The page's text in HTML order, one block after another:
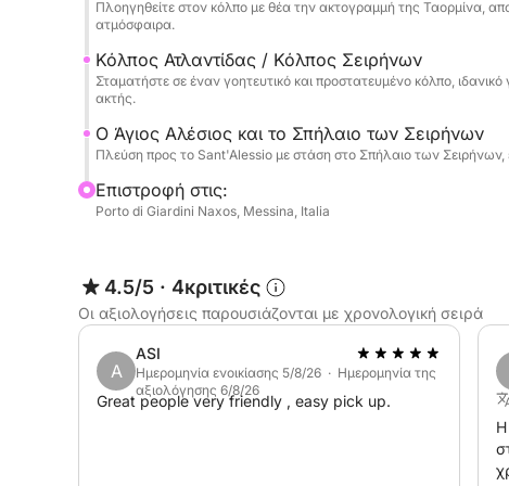
Πλοηγηθείτε στον κόλπο με θέα την ακτογραμμή της Ταορμίνα,
ατμόσφαιρα.
Κόλπος Ατλαντίδας / Κόλπος Σειρήνων
Σταματήστε σε έναν γοητευτικό και προστατευμένο κόλπο,
ακτής.
Ο Άγιος Αλέσιος και το Σπήλαιο των Σειρήνων
Πλεύση προς το Sant'Alessio με στάση στο Σπήλαιο των Σειρήνων,
Επιστροφή στις:
Porto di Giardini Naxos, Messina, Italia
4.5/5 · 4κριτικές
Οι αξιολογήσεις παρουσιάζονται με χρονολογική σειρά
A
ASI
Ημερομηνία ενοικίασης 5/8/26 · Ημερομηνία της
αξιολόγησης 6/8/26
Great people very friendly , easy pick up.
Η